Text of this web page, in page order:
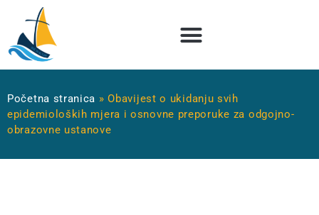
Početna stranica »Obavijest o ukidanju svih
epidemioloških mjera i osnovne preporuke za odgojno-
obrazovne ustanove